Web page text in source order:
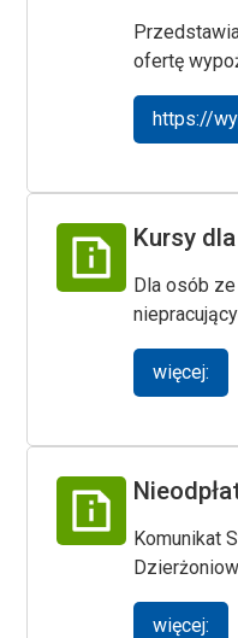
ofertę
https://
Kursy
Dla osób
więcej:
Komunikat
więcej: